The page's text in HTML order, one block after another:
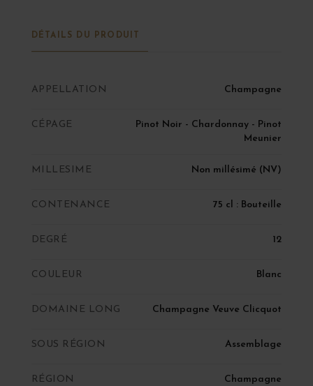
DÉTAILS DU PRODUIT
APPELLATION Champagne
CÉPAGE
Pinot Noir - Chardonnay - Pinot
Meunier
MILLESIME Non millésimé (NV)
CONTENANCE 75 cl : Bouteille
DEGRÉ 12
COULEUR Blanc
DOMAINE LONG Champagne Veuve Clicquot
SOUS RÉGION Assemblage
RÉGION Champagne